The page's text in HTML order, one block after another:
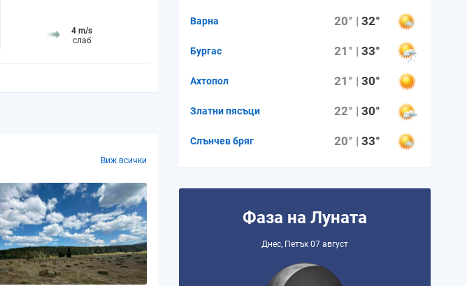
4 m/s
слаб
05:58 ч.
20:25 ч.
14 ч. и 26 мин.
Виж всички
Варна 20° |32°
Бургас 21° |33°
Ахтопол 21° |30°
Златни пясъци 22° |30°
Слънчев бряг 20° |33°
Фаза на Луната
Днес, Петък 07 август